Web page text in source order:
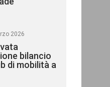
2026
bilancio
di mobilità a